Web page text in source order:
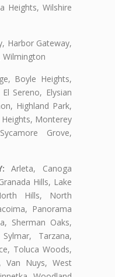
Heights, Wilshire
Harbor Gateway,
Wilmington
Boyle Heights,
Sereno, Elysian
Highland Park,
Monterey
Grove,
Arleta, Canoga
Hills, Lake
Hills, North
Panorama
Sherman Oaks,
Tarzana,
Toluca Woods,
Van Nuys, West